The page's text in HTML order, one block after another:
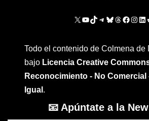
Todo el contenido de Colmena de
bajo Licencia Creative
Reconocimiento - No Comercial
Igual .
📧 Apúntate a la